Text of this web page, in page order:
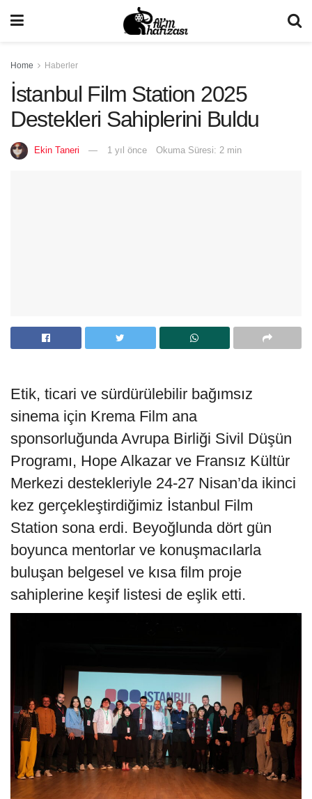
Home Haberler
İstanbul Film Station 2025
Destekleri Sahiplerini Buldu
Ekin Taneri 1 yıl önce Okuma Süresi: 2 min
Etik, ticari ve sürdürülebilir bağımsız
sinema için Krema Film ana
sponsorluğunda Avrupa Birliği Sivil Düşün
Programı, Hope Alkazar ve Fransız Kültür
Merkezi destekleriyle 24-27 Nisan’da ikinci
kez gerçekleştirdiğimiz İstanbul Film
Station sona erdi. Beyoğlunda dört gün
boyunca mentorlar ve konuşmacılarla
buluşan belgesel ve kısa film proje
sahiplerine keşif listesi de eşlik etti.